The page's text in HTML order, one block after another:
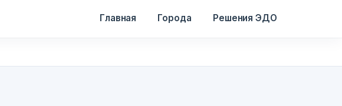
Главная Города Решения ЭДО